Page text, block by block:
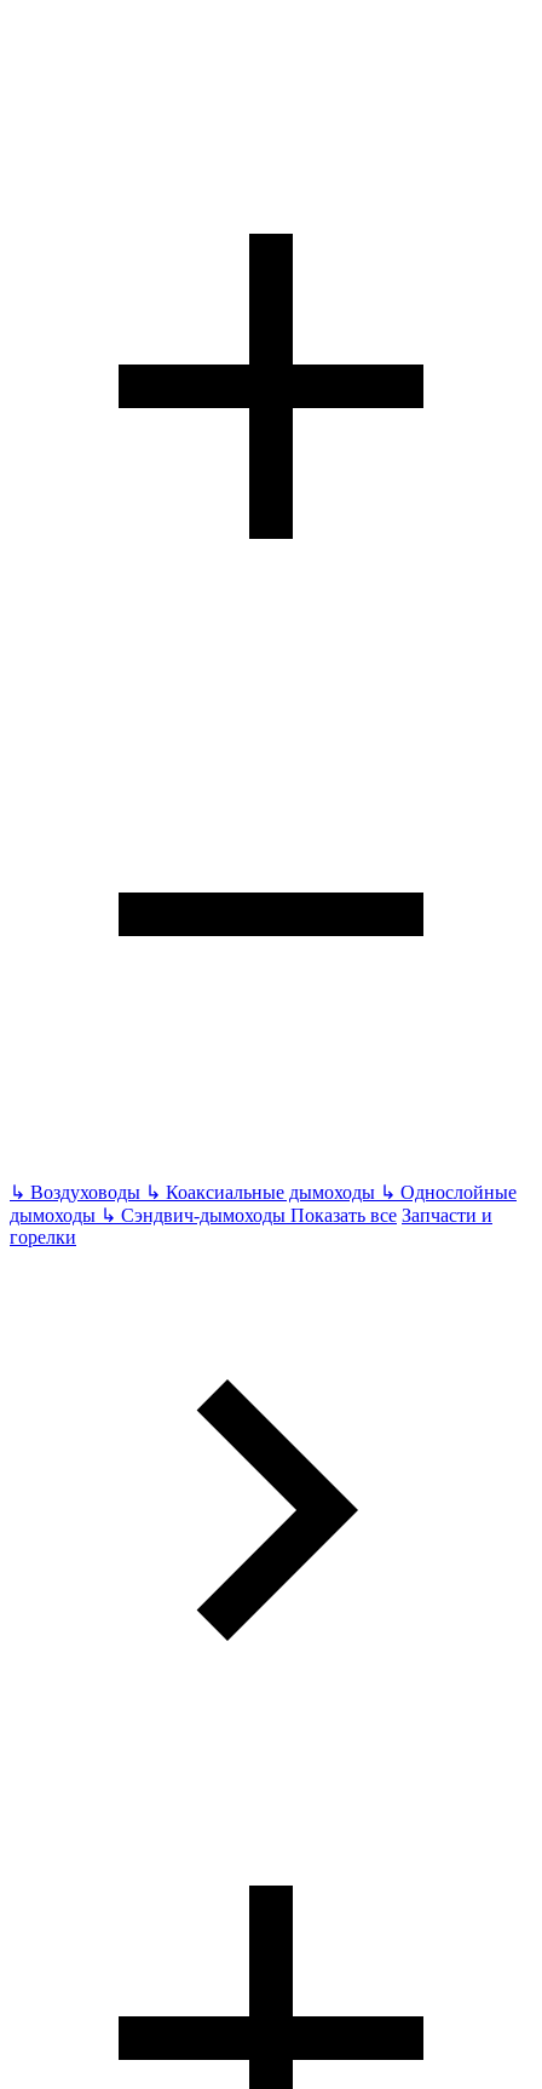
↳ Воздуховоды ↳ Коаксиальные дымоходы ↳ Однослойные
дымоходы ↳ Сэндвич-дымоходы Показать все Запчасти и
горелки